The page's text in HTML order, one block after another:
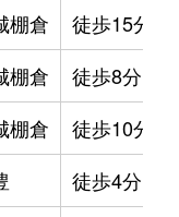
棚倉 徒歩15分
棚倉 徒歩8分
棚倉 徒歩10分
徒歩4分